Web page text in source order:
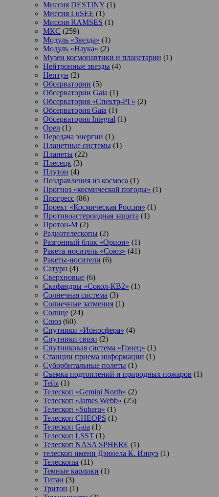
Миссия DESTINY (1)
Миссия LuSEE (1)
Миссия RAMSES (1)
МКС (259)
Модуль «Звезда» (1)
Модуль «Наука» (2)
Музеи космонавтики и планетарии (1)
Нейтронные звезды (4)
Нептун (2)
Обсерватории (5)
Обсерватории Gaia (1)
Обсерватория «Спектр-РГ» (2)
Обсерватория Gaia (1)
Обсерватория Integral (1)
Орел (1)
Передача энергии (1)
Планетные системы (1)
Планеты (22)
Плесецк (3)
Плутон (4)
Поздравления из космоса (1)
Прогноз «космической погоды» (1)
Прогресс (86)
Проект «Космическая Россия» (1)
Противоастероидная защита (1)
Протон-М (2)
Радиотелескопы (2)
Разгонный блок «Орион» (1)
Ракета-носитель «Союз» (41)
Ракеты-носители (6)
Сатурн (4)
Сверхновые (6)
Скафандры «Сокол-КВ2» (1)
Солнечная система (3)
Солнечные затмения (1)
Солнце (24)
Союз (60)
Спутники «Ионосфера» (4)
Спутники связи (2)
Спутниковая система «Гонец» (1)
Станции приема информации (1)
Суборбитальные полеты (1)
Съемка подтоплений и природных пожаров (1)
Тейя (1)
Телескоп «Gemini North» (2)
Телескоп «James Webb» (25)
Телескоп «Subaru» (1)
Телескоп CHEOPS (1)
Телескоп Gaia (1)
Телескоп LSST (1)
Телескоп NASA SPHERE (1)
телескоп имени Дэниела К. Иноуэ (1)
Телескопы (11)
Темные карлики (1)
Титан (3)
Тритон (1)